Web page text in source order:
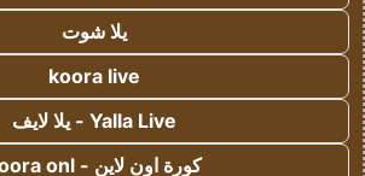
يلا شوت
koora live
Yalla Live - يلا لايف
كورة اون لاين - koora onl